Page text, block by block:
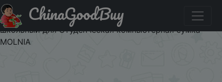
Код на знижку $9.84/28.4 Рюкзак мужской NINETYGO
Легкая деловая сумка для поездок на работу рюкзак
школьный для Студенческая компьютерная сумка
MOLNIA
ChinaGoodBuy